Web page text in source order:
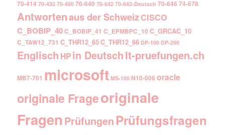
70-414 70-432 70-450 70-640 70-642 70-642-Deutsch 70-646 74-678
Antwortenaus der SchweizCISCO
C_BOBIP_40C_BOBIP_41 C_EPMBPC_10 C_GRCAC_10
C_TAW12_731 C_THR12_65C_THR12_66 DP-100 DP-200
Englisch HPin DeutschIt-pruefungen.ch
MB7-701 microsoft MS-100 N10-006 oracle
originale Frageoriginale
Fragen Prüfungen Prüfungsfragen